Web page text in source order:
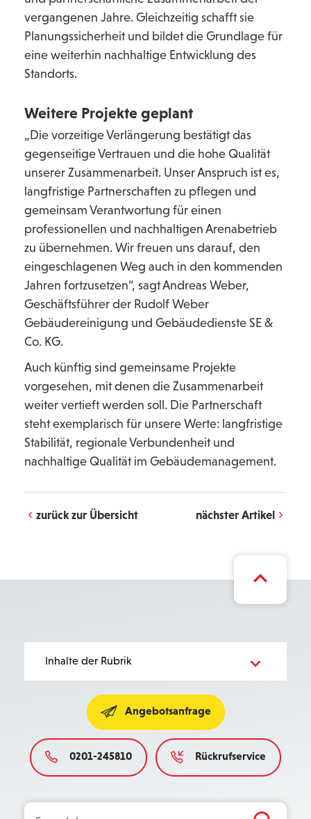
vergangenen Jahre. Gleichzeitig schafft sie
Planungssicherheit und bildet die Grundlage für
eine weiterhin nachhaltige Entwicklung des
Standorts.
Weitere Projekte geplant
„Die vorzeitige Verlängerung bestätigt das
gegenseitige Vertrauen und die hohe Qualität
unserer Zusammenarbeit. Unser Anspruch ist es,
langfristige Partnerschaften zu pflegen und
gemeinsam Verantwortung für einen
professionellen und nachhaltigen Arenabetrieb
zu übernehmen. Wir freuen uns darauf, den
eingeschlagenen Weg auch in den kommenden
Jahren fortzusetzen“, sagt Andreas Weber,
Geschäftsführer der Rudolf Weber
Gebäudereinigung und Gebäudedienste SE &
Co. KG.
Auch künftig sind gemeinsame Projekte
vorgesehen, mit denen die Zusammenarbeit
weiter vertieft werden soll. Die Partnerschaft
steht exemplarisch für unsere Werte: langfristige
Stabilität, regionale Verbundenheit und
nachhaltige Qualität im Gebäudemanagement.
zurück zur Übersicht nächster Artikel
Inhalte der Rubrik
Angebotsanfrage
0201-245810 Rückrufservice
Search
Search Button